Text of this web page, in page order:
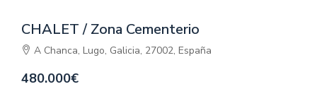
CHALET / Zona Cementerio
A Chanca, Lugo, Galicia, 27002, España
480.000€